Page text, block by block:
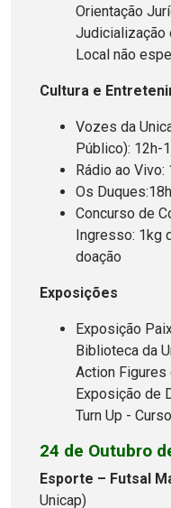
Orientação
Judicialização
Local não
Cultura e
Vozes da
Público): 12h-
Rádio ao
Os Duques:18h
Concurso de
Ingresso: 1kg
doação
Exposições
Exposição
Biblioteca da
Action Figures
Exposição de
Turn Up -
24 de Outubro
Esporte – Futsal
Unicap)